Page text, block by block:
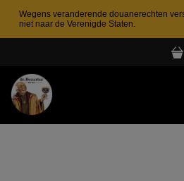
Wegens veranderende douanerechten
niet naar de Verenigde Staten.